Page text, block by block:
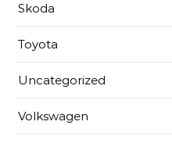
Skoda
Toyota
Uncategorized
Volkswagen